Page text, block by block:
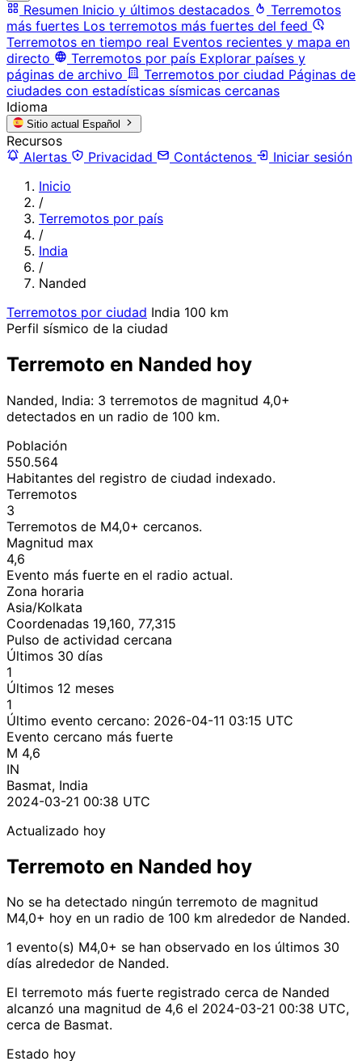
Resumen Inicio y últimos destacados
Terremotos
más fuertes Los terremotos más fuertes del feed
Terremotos en tiempo real Eventos recientes y mapa en
directo
Terremotos por país Explorar países y
páginas de archivo
Terremotos por ciudad Páginas de
ciudades con estadísticas sísmicas cercanas
Idioma
Sitio actual Español
Recursos
Alertas
Privacidad Contáctenos
Iniciar sesión
Inicio
/
Terremotos por país
/
India
/
Nanded
Terremotos por ciudad India 100 km
Perfil sísmico de la ciudad
Terremoto en Nanded hoy
Nanded, India: 3 terremotos de magnitud 4,0+
detectados en un radio de 100 km.
Población
550.564
Habitantes del registro de ciudad indexado.
Terremotos
3
Terremotos de M4,0+ cercanos.
Magnitud max
4,6
Evento más fuerte en el radio actual.
Zona horaria
Asia/Kolkata
Coordenadas 19,160, 77,315
Pulso de actividad cercana
Últimos 30 días
1
Últimos 12 meses
1
Último evento cercano: 2026-04-11 03:15 UTC
Evento cercano más fuerte
M 4,6
IN
Basmat, India
2024-03-21 00:38 UTC
Actualizado hoy
Terremoto en Nanded hoy
No se ha detectado ningún terremoto de magnitud
M4,0+ hoy en un radio de 100 km alrededor de Nanded.
1 evento(s) M4,0+ se han observado en los últimos 30
días alrededor de Nanded.
El terremoto más fuerte registrado cerca de Nanded
alcanzó una magnitud de 4,6 el 2024-03-21 00:38 UTC,
cerca de Basmat.
Estado hoy